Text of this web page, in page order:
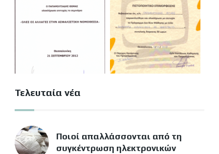
Τελευταία νέα
Ποιοί απαλλάσσονται από τη
συγκέντρωση ηλεκτρονικών